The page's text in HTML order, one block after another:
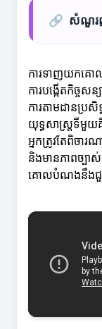
🔗 សំណួរញឹ
ការទាញយកគោ
ការបង្កើតកិច្ច
ការតាមដានប្រ
យុទ្ធសាស្រ្តទីមួ
អ្នកត្រូវតែពិចា
និងមានភាពច្បា
គោលបំណងនឹងជួយ